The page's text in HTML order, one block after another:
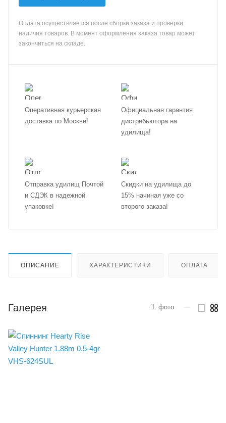
Оплата осуществляется после сборки заказа и проверки
наличия товаров. В момент оформления заказа товар может
закончиться на складе.
Оперативная курьерская
доставка по Москве!
Официальная гарантия
дистрибьютора на
удилища!
Отправка удилищ Почтой
и СДЭК в надежной
упаковке!
Скидки на удилища до
15% начиная уже со
второго заказа!
ОПИСАНИЕ ХАРАКТЕРИСТИКИ ОПЛАТА
Галерея 1 фото